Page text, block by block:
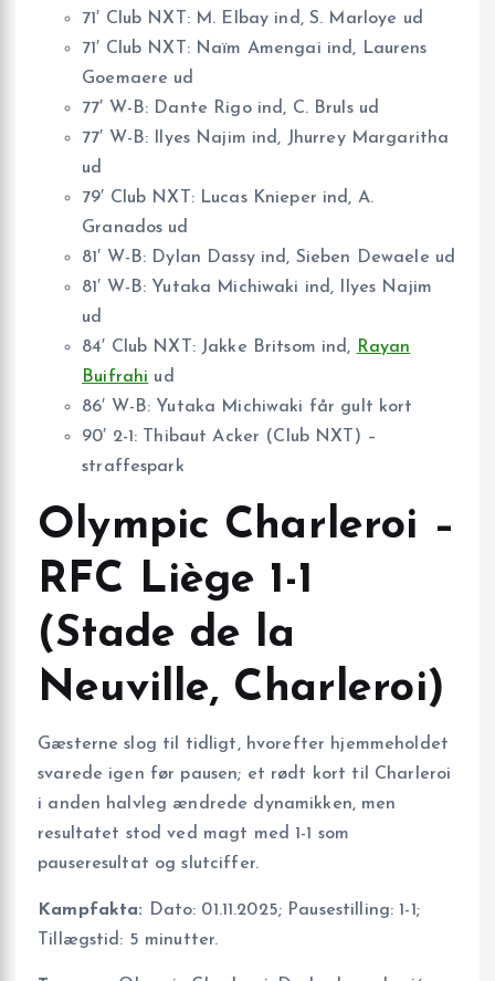
71′ Club NXT: M. Elbay ind, S. Marloye ud
71′ Club NXT: Naïm Amengai ind, Laurens
Goemaere ud
77′ W-B: Dante Rigo ind, C. Bruls ud
77′ W-B: Ilyes Najim ind, Jhurrey Margaritha
ud
79′ Club NXT: Lucas Knieper ind, A.
Granados ud
81′ W-B: Dylan Dassy ind, Sieben Dewaele ud
81′ W-B: Yutaka Michiwaki ind, Ilyes Najim
ud
84′ Club NXT: Jakke Britsom ind, Rayan
Buifrahi ud
86′ W-B: Yutaka Michiwaki får gult kort
90′ 2-1: Thibaut Acker (Club NXT) –
straffespark
Olympic Charleroi –
RFC Liège 1-1
(Stade de la
Neuville, Charleroi)
Gæsterne slog til tidligt, hvorefter hjemmeholdet
svarede igen før pausen; et rødt kort til Charleroi
i anden halvleg ændrede dynamikken, men
resultatet stod ved magt med 1-1 som
pauseresultat og slutciffer.
Kampfakta: Dato: 01.11.2025; Pausestilling: 1-1;
Tillægstid: 5 minutter.